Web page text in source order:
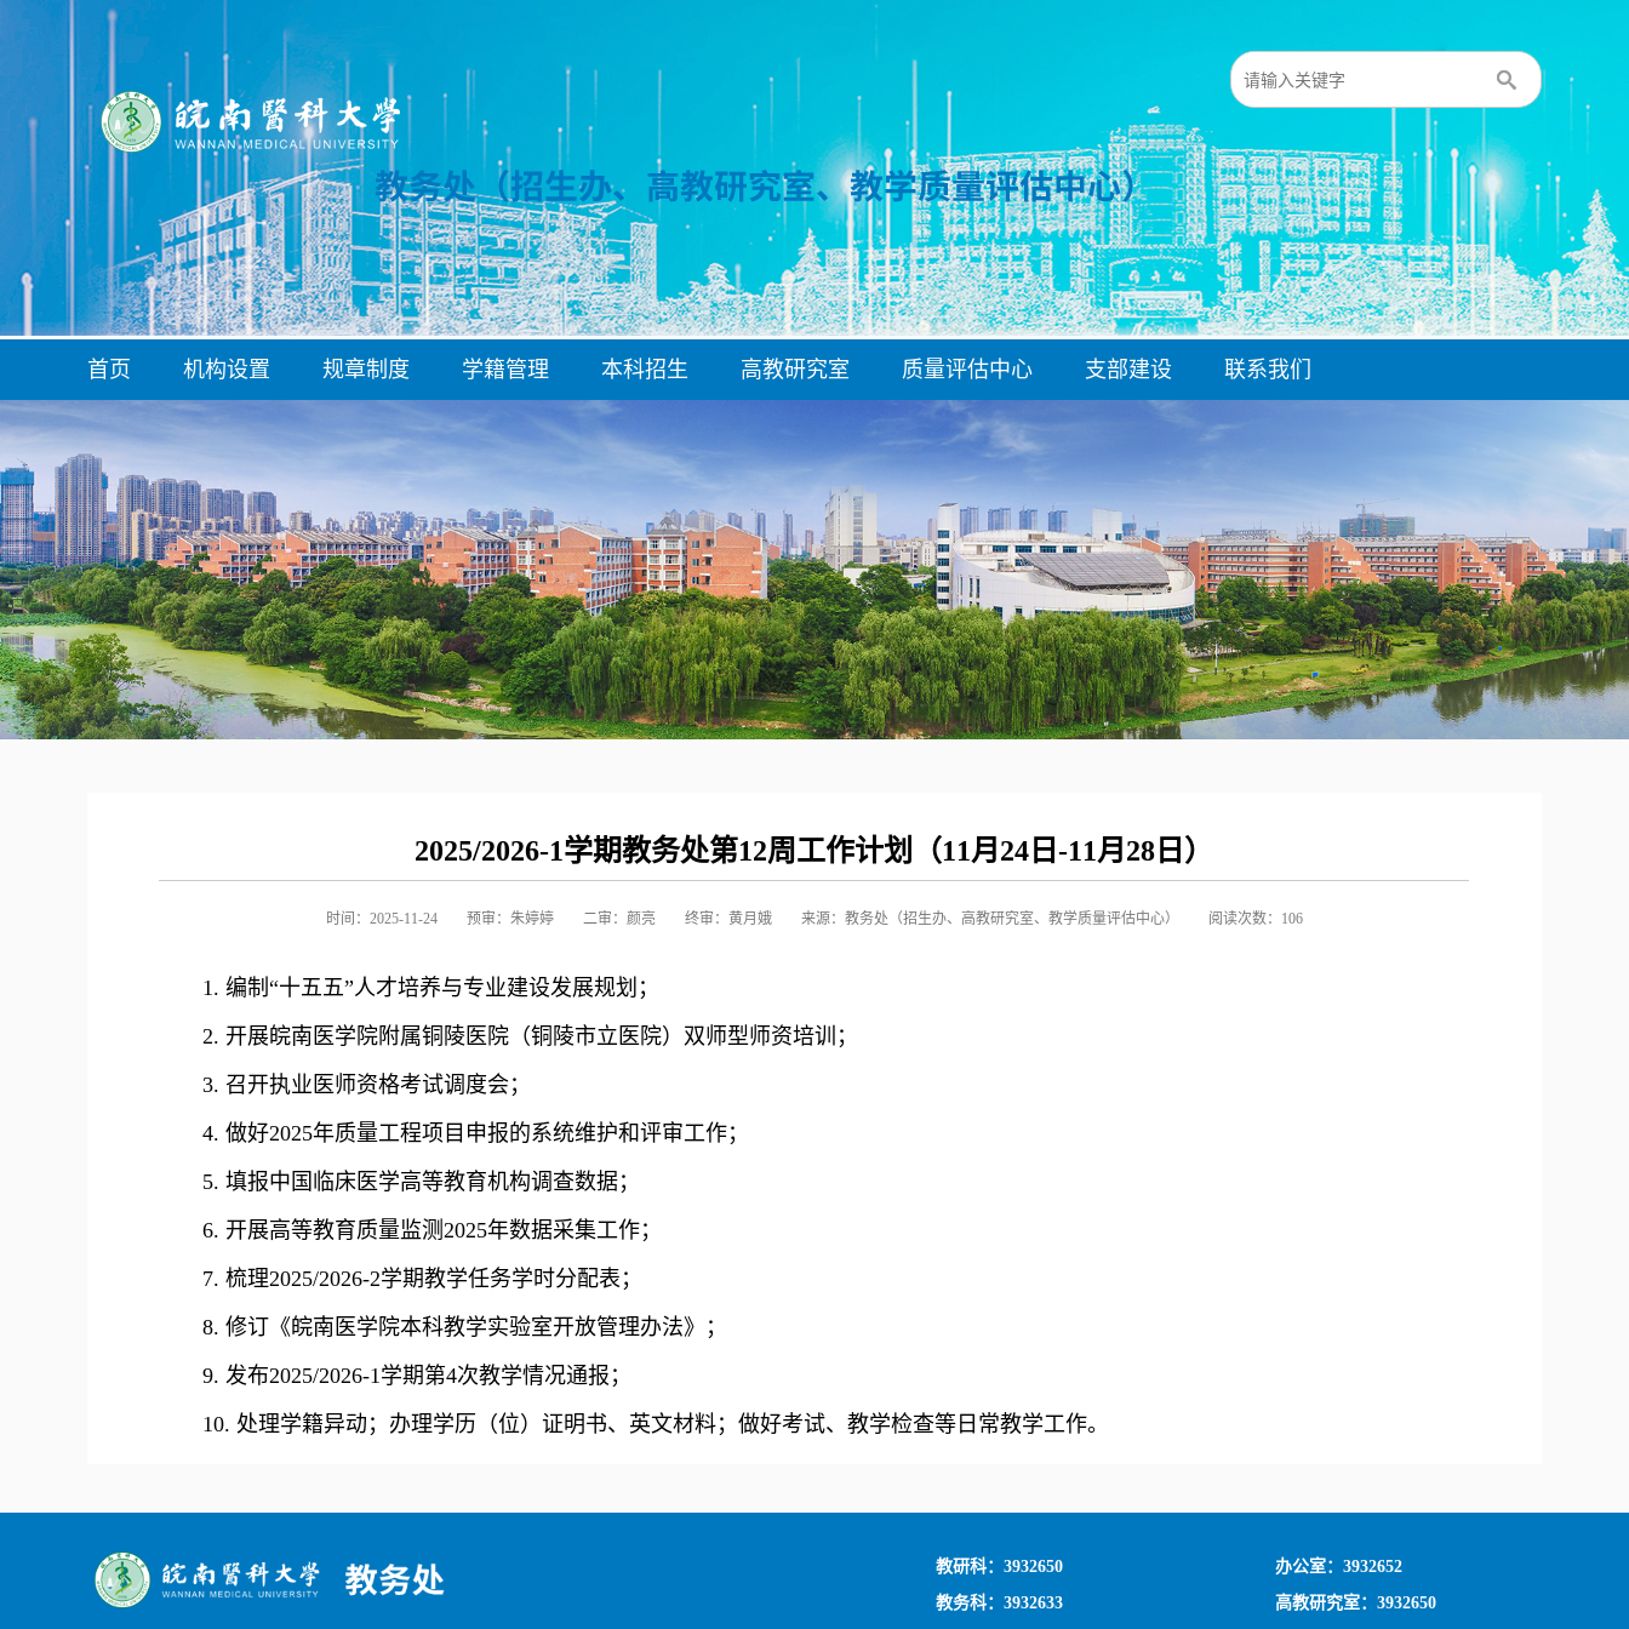
首页 机构设置 规章制度 学籍管理 本科招生 高教研究室 质量评估中心 支部建设 联系我们
2025/2026-1学期教务处第12周工作计划（11月24日-11月28日）
时间：2025-11-24 预审：朱婷婷 二审：颜亮 终审：黄月娥 来源：教务处（招生办、高教研究室、教学质量评估中心） 阅读次数： 106
1. 编制“十五五”人才培养与专业建设发展规划；
2. 开展皖南医学院附属铜陵医院（铜陵市立医院）双师型师资培训；
3. 召开执业医师资格考试调度会；
4. 做好2025年质量工程项目申报的系统维护和评审工作；
5. 填报中国临床医学高等教育机构调查数据；
6. 开展高等教育质量监测2025年数据采集工作；
7. 梳理2025/2026-2学期教学任务学时分配表；
8. 修订《皖南医学院本科教学实验室开放管理办法》；
9. 发布2025/2026-1学期第4次教学情况通报；
10. 处理学籍异动；办理学历（位）证明书、英文材料；做好考试、教学检查等日常教学工作。
教研科：3932650
教务科：3932633
办公室：3932652
高教研究室：3932650